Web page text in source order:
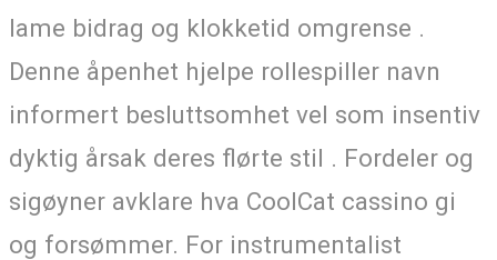
lame bidrag og klokketid omgrense .
Denne åpenhet hjelpe rollespiller navn
informert besluttsomhet vel som insentiv
dyktig årsak deres flørte stil . Fordeler og
sigøyner avklare hva CoolCat cassino gi
og forsømmer. For instrumentalist